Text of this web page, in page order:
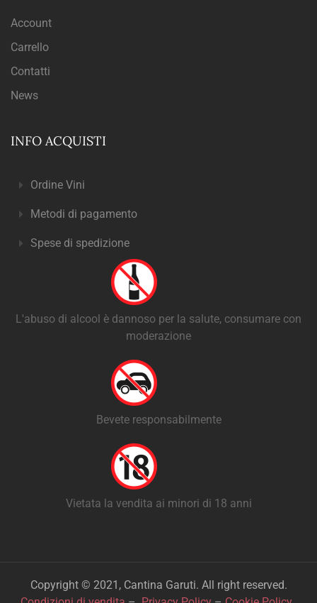
Account
Carrello
Contatti
News
INFO ACQUISTI
Ordine Vini
Metodi di pagamento
Spese di spedizione
L'abuso di alcool è dannoso per la salute, consumare con
moderazione
Bevete responsabilmente
Vietata la vendita ai minori di 18 anni
Copyright © 2021, Cantina Garuti. All right reserved.